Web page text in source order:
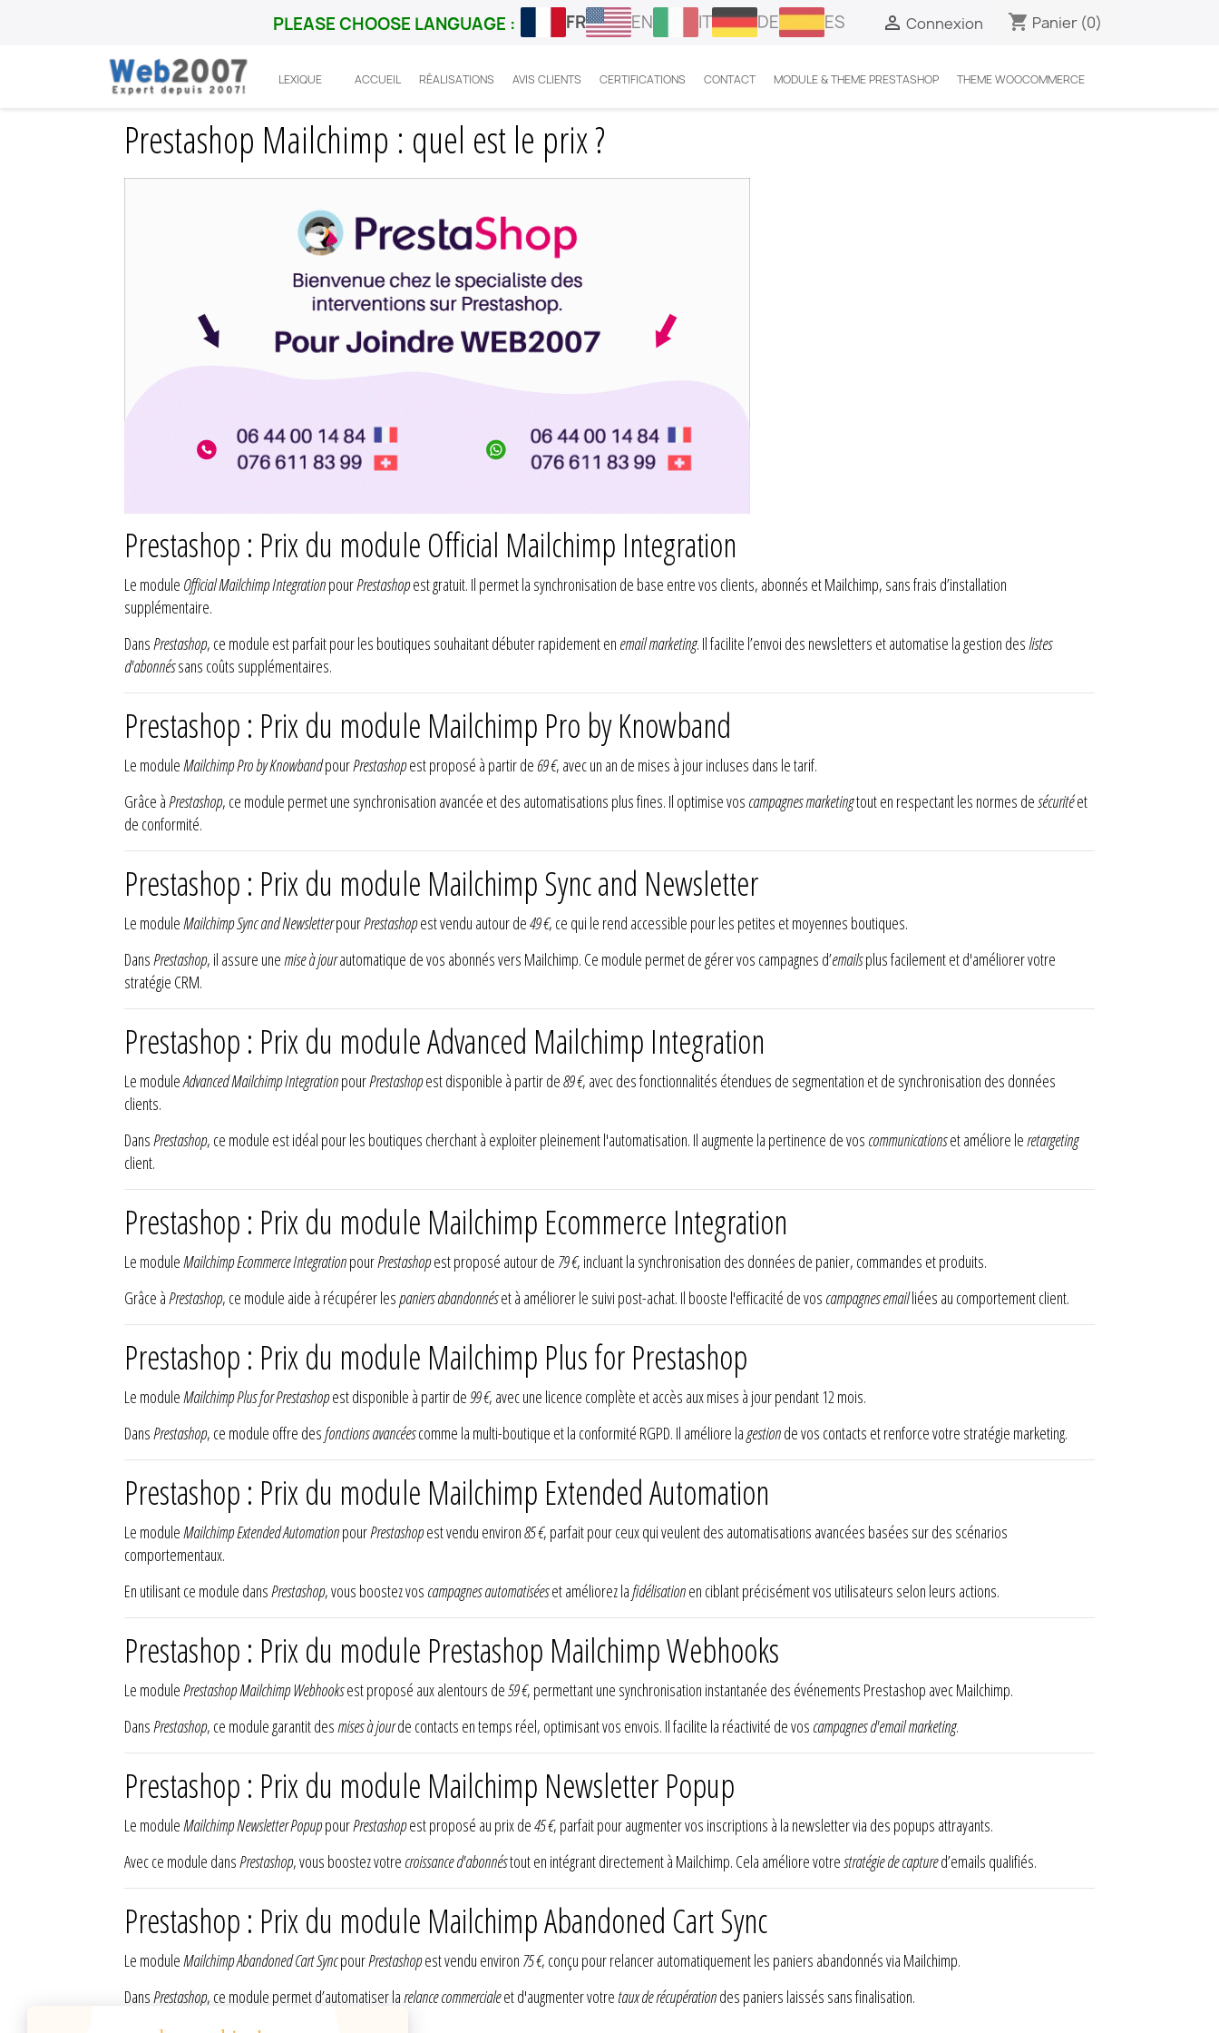
PLEASE CHOOSE LANGUAGE : FR EN IT DE ES  Connexion shopping_cart Panier (0)
LEXIQUE ACCUEIL RÉALISATIONS AVIS CLIENTS CERTIFICATIONS CONTACT MODULE & THEME PRESTASHOP THEME WOOCOMMERCE
Accueil Prestashop
Prestashop Mailchimp : quel est le prix ?
Prestashop : Prix du module Official Mailchimp Integration
Le module Official Mailchimp IntegrationpourPrestashopest gratuit. Il permet la synchronisation de base entre vos clients, abonnés et Mailchimp, sans frais d’installation
supplémentaire.
DansPrestashop, ce module est parfait pour les boutiques souhaitant débuter rapidement en email marketing. Il facilite l’envoi des newsletters et automatise la gestion deslistes
d'abonnéssans coûts supplémentaires.
Prestashop : Prix du module Mailchimp Pro by Knowband
Le moduleMailchimp Pro by KnowbandpourPrestashopest proposé à partir de 69 €, avec un an de mises à jour incluses dans le tarif.
Grâce àPrestashop, ce module permet une synchronisation avancée et des automatisations plus fines. Il optimise vos campagnes marketingtout en respectant les normes desécuritéet
de conformité.
Prestashop : Prix du module Mailchimp Sync and Newsletter
Le moduleMailchimp Sync and NewsletterpourPrestashopest vendu autour de49 €, ce qui le rend accessible pour les petites et moyennes boutiques.
DansPrestashop, il assure unemise à jourautomatique de vos abonnés vers Mailchimp. Ce module permet de gérer vos campagnes d’emailsplus facilement et d'améliorer votre
stratégie CRM.
Prestashop : Prix du module Advanced Mailchimp Integration
Le moduleAdvanced Mailchimp IntegrationpourPrestashopest disponible à partir de89 €, avec des fonctionnalités étendues de segmentation et de synchronisation des données
clients.
DansPrestashop, ce module est idéal pour les boutiques cherchant à exploiter pleinement l'automatisation. Il augmente la pertinence de vos communicationset améliore leretargeting
client.
Prestashop : Prix du module Mailchimp Ecommerce Integration
Le moduleMailchimp Ecommerce IntegrationpourPrestashopest proposé autour de 79 €, incluant la synchronisation des données de panier, commandes et produits.
Grâce àPrestashop, ce module aide à récupérer lespaniers abandonnéset à améliorer le suivi post-achat. Il booste l'efficacité de vos campagnes emailliées au comportement client.
Prestashop : Prix du module Mailchimp Plus for Prestashop
Le moduleMailchimp Plus for Prestashopest disponible à partir de99 €, avec une licence complète et accès aux mises à jour pendant 12 mois.
DansPrestashop, ce module offre desfonctions avancéescomme la multi-boutique et la conformité RGPD. Il améliore lagestionde vos contacts et renforce votre stratégie marketing.
Prestashop : Prix du module Mailchimp Extended Automation
Le moduleMailchimp Extended AutomationpourPrestashopest vendu environ85 €, parfait pour ceux qui veulent des automatisations avancées basées sur des scénarios
comportementaux.
En utilisant ce module dansPrestashop, vous boostez vos campagnes automatiséeset améliorez lafidélisationen ciblant précisément vos utilisateurs selon leurs actions.
Prestashop : Prix du module Prestashop Mailchimp Webhooks
Le modulePrestashop Mailchimp Webhooksest proposé aux alentours de59 €, permettant une synchronisation instantanée des événements Prestashop avec Mailchimp.
DansPrestashop, ce module garantit desmises à jourde contacts en temps réel, optimisant vos envois. Il facilite la réactivité de vos campagnes d'email marketing.
Prestashop : Prix du module Mailchimp Newsletter Popup
Le moduleMailchimp Newsletter PopuppourPrestashopest proposé au prix de45 €, parfait pour augmenter vos inscriptions à la newsletter via des popups attrayants.
Avec ce module dansPrestashop, vous boostez votre croissance d'abonnéstout en intégrant directement à Mailchimp. Cela améliore votrestratégie de captured’emails qualifiés.
Prestashop : Prix du module Mailchimp Abandoned Cart Sync
Le moduleMailchimp Abandoned Cart SyncpourPrestashopest vendu environ 75 €, conçu pour relancer automatiquement les paniers abandonnés via Mailchimp.
DansPrestashop, ce module permet d’automatiser larelance commercialeet d'augmenter votretaux de récupérationdes paniers laissés sans finalisation.